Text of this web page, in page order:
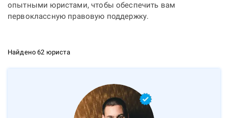
опытными юристами, чтобы обеспечить вам
первоклассную правовую поддержку.
Найдено 62 юриста